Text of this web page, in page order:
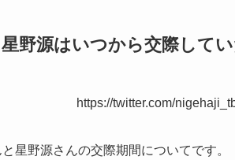
野源はいつから交際してい
https://twitter.com/
星野源さんの交際期間についてです。